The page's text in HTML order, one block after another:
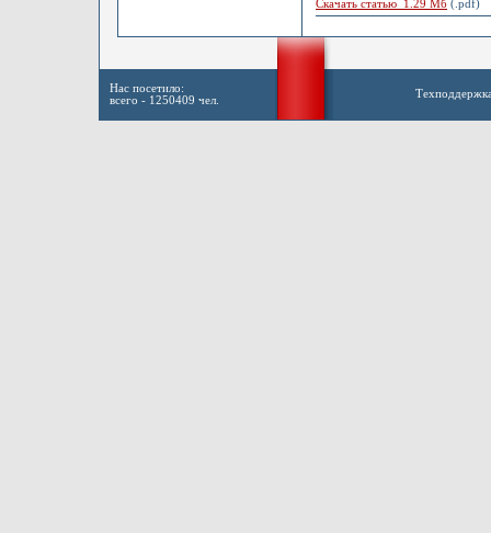
Скачать статью 1.29 Мб (.pdf)
Нас посетило:
всего - 1250409 чел.